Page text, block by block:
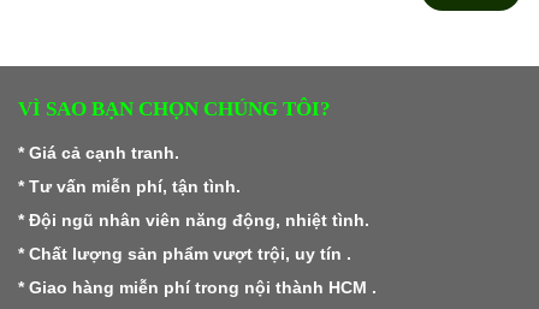
VÌ SAO BẠN CHỌN CHÚNG TÔI?
* Giá cả cạnh tranh.
* Tư vấn miễn phí, tận tình.
* Đội ngũ nhân viên năng động, nhiệt tình.
* Chất lượng sản phẩm vượt trội, uy tín .
* Giao hàng miễn phí trong nội thành HCM .